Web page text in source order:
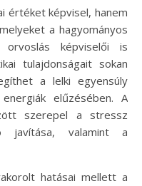
értéket képvisel, hanem
a hagyományos
képviselői is
tulajdonságait sokan
a lelki egyensúly
elűzésében. A
szerepel a stressz
javítása, valamint a
hatásai mellett a